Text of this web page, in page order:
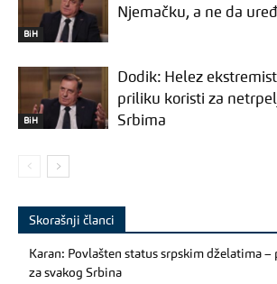
BiH
Njemačku, a ne da
BiH
Dodik: Helez
priliku koristi za
Srbima
Skorašnji članci
Karan: Povlašten status srpskim dželatima
za svakog Srbina